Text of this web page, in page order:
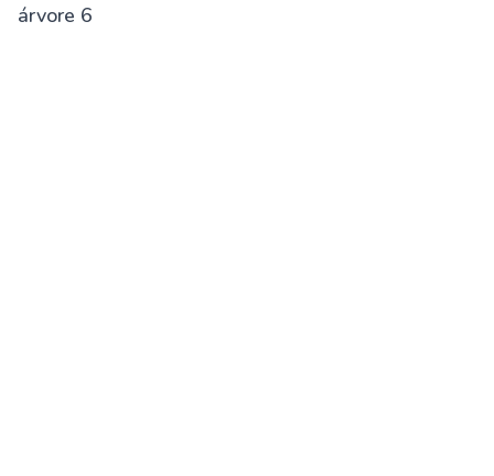
árvore 6